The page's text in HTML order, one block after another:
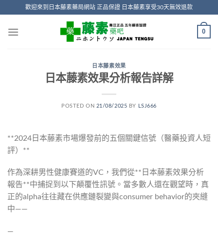
content
歡迎來到日本藤素藥局網站 正品保證 日本藤素享受30天無效退款
0
日本藤素效果
日本藤素效果分析報告詳解
POSTED ON 21/08/2025 BY LSJ666
**2024日本藤素市場爆發前的五個關鍵信號（醫藥投資人短
評）**
作為深耕男性健康賽道的VC，我們從**日本藤素效果分析
報告**中捕捉到以下顛覆性訊號。當多數人還在觀望時，真
正的alpha往往藏在供應鏈裂變與consumer behavior的夾縫
中——
—